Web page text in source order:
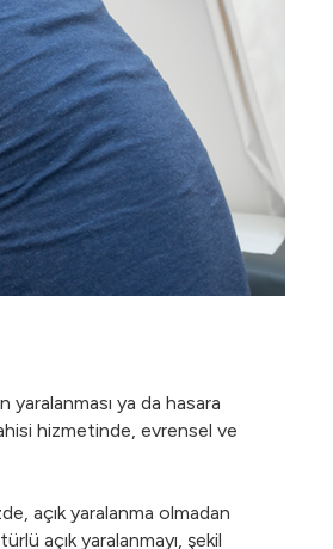
ya da hasara
hizmetinde, evrensel ve
açık yaralanma olmadan
açık yaralanmayı, şekil